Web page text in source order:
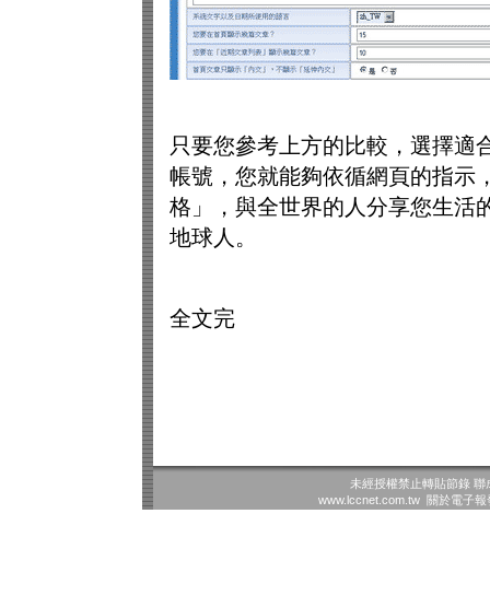
只要您參考上方的比較，選擇適
帳號，您就能夠依循網頁的指示
格」，與全世界的人分享您生活
地球人。
全文完
未經授權禁止轉貼節錄 聯
www.lccnet.com.tw
關於電子